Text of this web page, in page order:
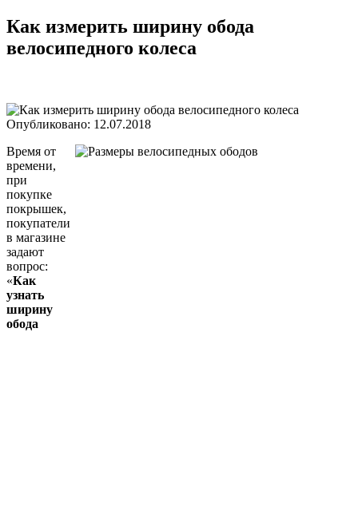
Как измерить ширину обода
велосипедного колеса
Опубликовано: 12.07.2018
Время от
времени,
при
покупке
покрышек,
покупатели
в магазине
задают
вопрос:
«Как
узнать
ширину
обода